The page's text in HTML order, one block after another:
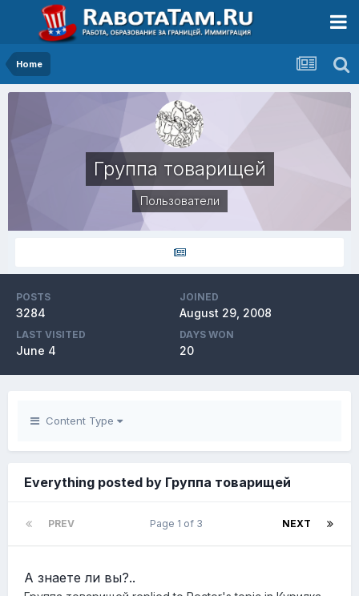
Home
Группа товарищей
Пользователи
POSTS
3284
JOINED
August 29, 2008
LAST VISITED
June 4
DAYS WON
20
Content Type
Everything posted by Группа товарищей
PREV NEXT
Page 1 of 3
А знаете ли вы?..